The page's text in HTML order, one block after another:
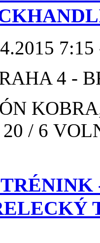
7:15
4 -
/ 6